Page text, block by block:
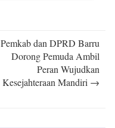
Pemkab dan DPRD Barru
Dorong Pemuda Ambil
Peran Wujudkan
Kesejahteraan Mandiri →